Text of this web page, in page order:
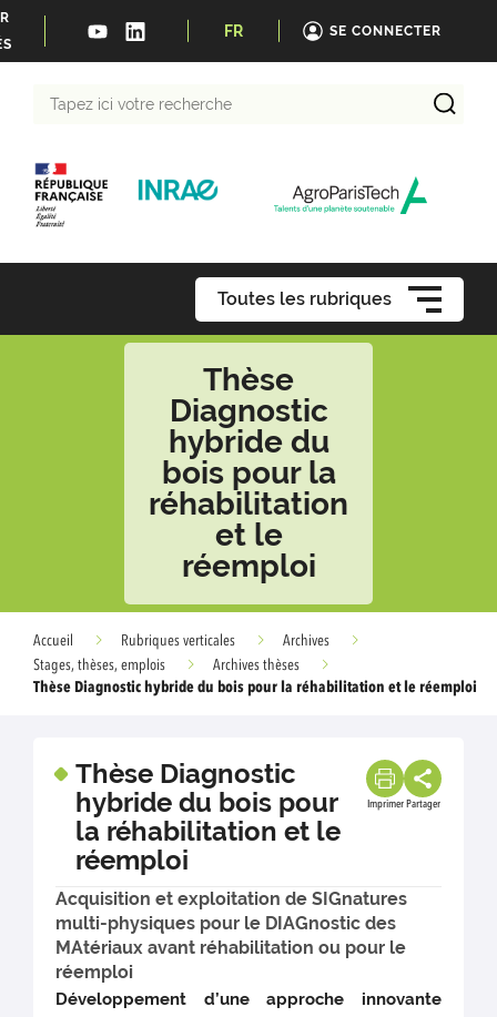
FR SE CONNECTER
Toutes les rubriques
Thèse
Diagnostic
hybride du
bois pour la
réhabilitation
et le
réemploi
Accueil Rubriques verticales
Archives
Stages, thèses, emplois
Archives thèses
Thèse Diagnostic hybride du bois pour la réhabilitation et le réemploi
Thèse Diagnostic
hybride du bois pour
la réhabilitation et le
réemploi
Imprimer Partager
Acquisition et exploitation de SIGnatures
multi-physiques pour le DIAGnostic des
MAtériaux avant réhabilitation ou pour le
réemploi
Développement d’une approche innovante